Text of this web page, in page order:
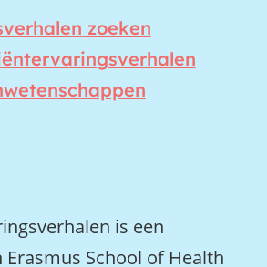
zoeken
is een
School of Health